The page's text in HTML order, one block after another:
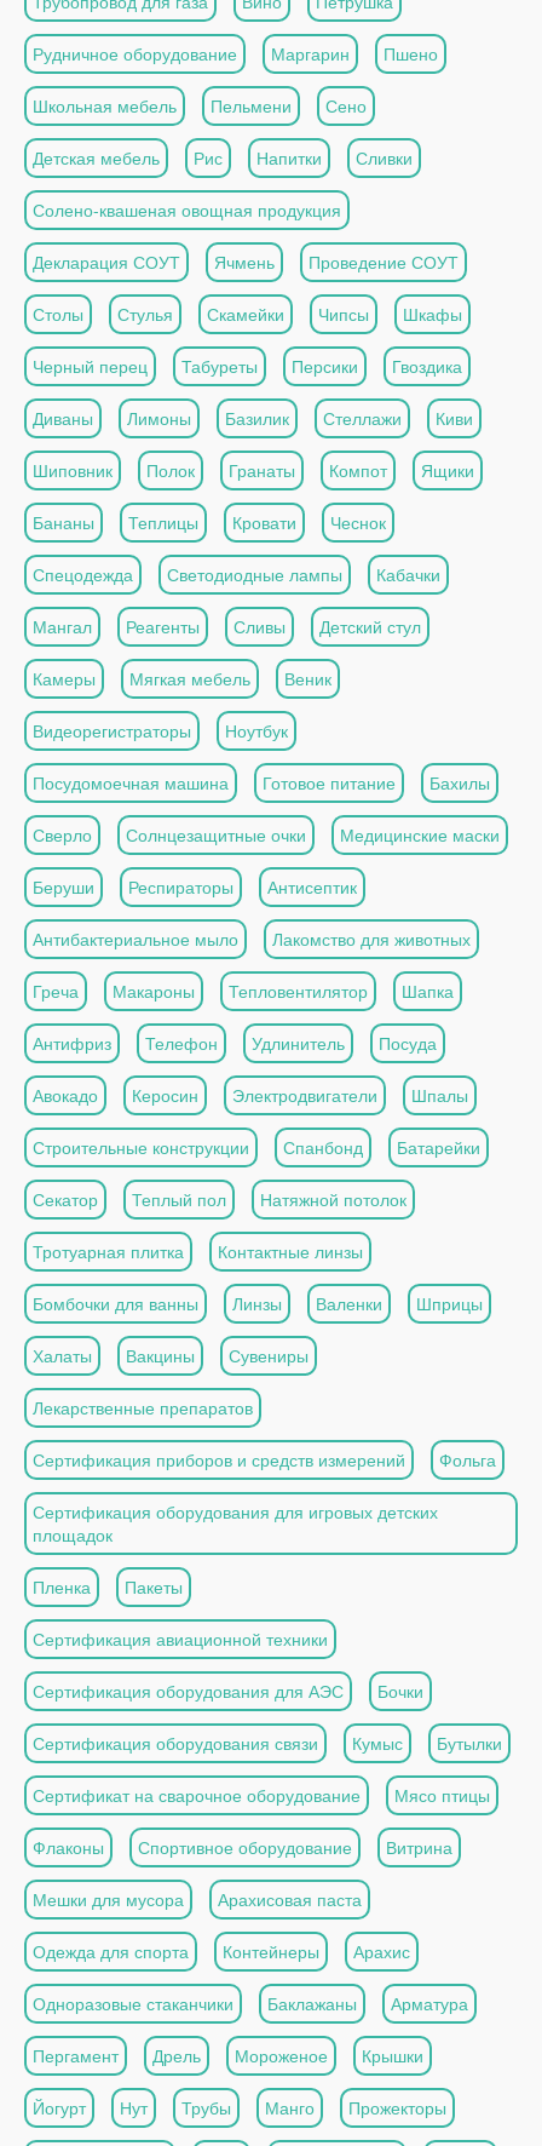
Рудничное оборудование Маргарин Пшено
Школьная мебель Пельмени Сено
Детская мебель Рис Напитки Сливки
Солено-квашеная овощная продукция
Декларация СОУТ Ячмень Проведение СОУТ
Столы Стулья Скамейки Чипсы Шкафы
Черный перец Табуреты Персики Гвоздика
Диваны Лимоны Базилик Стеллажи Киви
Шиповник Полок Гранаты Компот Ящики
Бананы Теплицы Кровати Чеснок
Спецодежда Светодиодные лампы Кабачки
Мангал Реагенты Сливы Детский стул
Камеры Мягкая мебель Веник
Видеорегистраторы Ноутбук
Посудомоечная машина Готовое питание Бахилы
Сверло Солнцезащитные очки Медицинские маски
Беруши Респираторы Антисептик
Антибактериальное мыло Лакомство для животных
Греча Макароны Тепловентилятор Шапка
Антифриз Телефон Удлинитель Посуда
Авокадо Керосин Электродвигатели Шпалы
Строительные конструкции Спанбонд Батарейки
Секатор Теплый пол Натяжной потолок
Тротуарная плитка Контактные линзы
Бомбочки для ванны Линзы Валенки Шприцы
Халаты Вакцины Сувениры
Лекарственные препаратов
Сертификация приборов и средств измерений Фольга
Сертификация оборудования для игровых детских
площадок
Пленка Пакеты
Сертификация авиационной техники
Сертификация оборудования для АЭС Бочки
Сертификация оборудования связи Кумыс Бутылки
Сертификат на сварочное оборудование Мясо птицы
Флаконы Спортивное оборудование Витрина
Мешки для мусора Арахисовая паста
Одежда для спорта Контейнеры Арахис
Одноразовые стаканчики Баклажаны Арматура
Пергамент Дрель Мороженое Крышки
Йогурт Нут Трубы Манго Прожекторы